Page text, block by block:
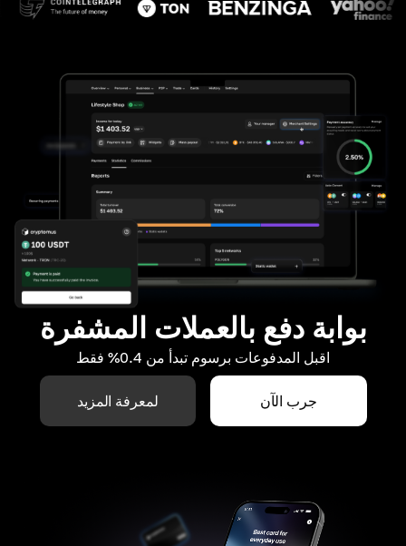
بوابة دفع بالعملات المشفرة
اقبل المدفوعات برسوم تبدأ من 0.4% فقط
جرب الآن لمعرفة المزيد